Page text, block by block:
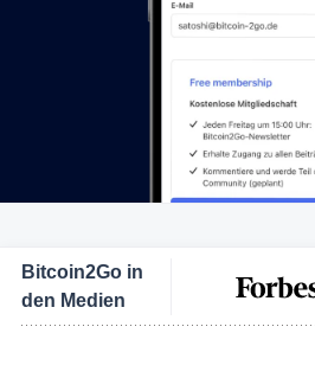
Bitcoin2Go in
den Medien